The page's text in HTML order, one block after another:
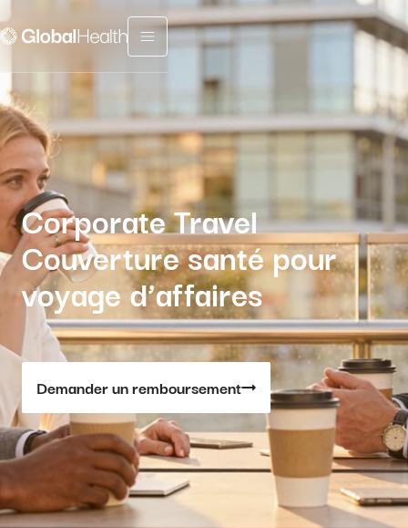
Menu fermé
Corporate Travel
Couverture santé pour
voyage d’affaires
Demander un remboursement